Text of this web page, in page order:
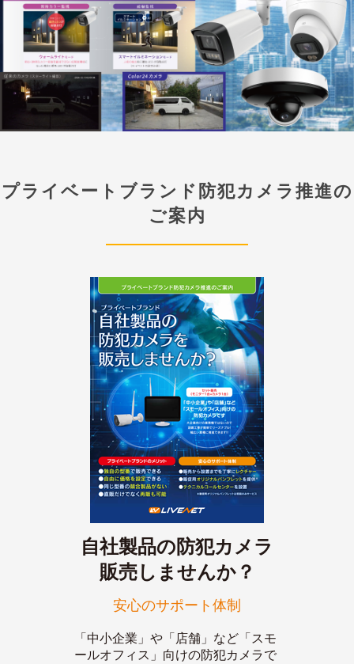
プライベートブランド防犯カメラ推進の
ご案内
自社製品の防犯カメラ
販売しませんか？
安心のサポート体制
「中小企業」や「店舗」など「スモ
ールオフィス」向けの防犯カメラで